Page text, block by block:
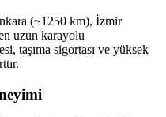
(~1250 km), İzmir
uzun karayolu
taşıma sigortası ve yüksek